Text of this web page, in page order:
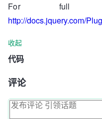
For full
http://docs.jquery.com/
收起
代码
评论